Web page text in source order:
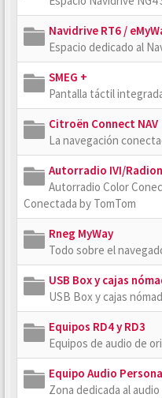
Navidrive RT6 /
Espacio dedicado al
SMEG +
Pantalla táctil
Citroën Connect NAV
La navegación
Autorradio IVI/
Autorradio Color
Conectada by TomTom
Rneg MyWay
Todo sobre el
USB Box y cajas
USB Box y cajas
Equipos RD4 y RD3
Equipos de audio de
Equipo Audio
Zona dedicada al